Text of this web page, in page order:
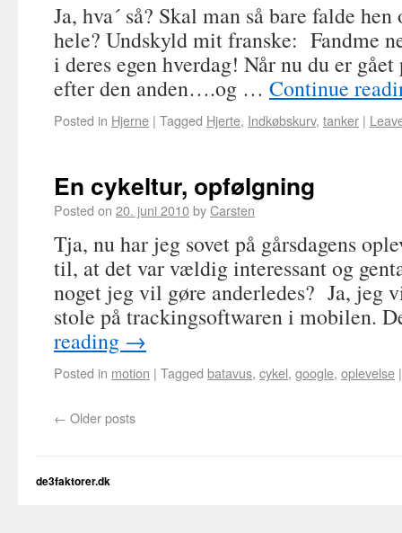
Ja, hva´ så? Skal man så bare falde
hele? Undskyld mit franske: Fandme
i deres egen hverdag! Når nu du er
efter den anden….og … Continue
Posted in Hjerne | Tagged Hjerte, Indkøbskurv, tanker |
En cykeltur, opfølgning
Posted on 20. juni 2010byCarsten
Tja, nu har jeg sovet på gårsdagens
til, at det var vældig interessant og
noget jeg vil gøre anderledes? Ja, jeg
stole på trackingsoftwaren i mobilen.
reading →
Posted in motion | Tagged batavus, cykel, google, oplevelse |
← Older posts
de3faktorer.dk